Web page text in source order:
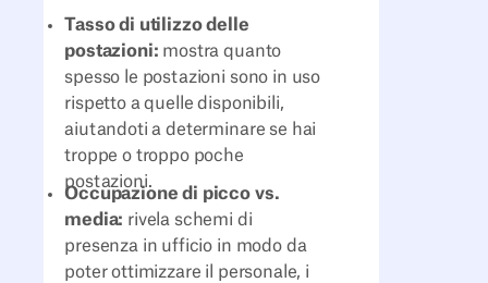
Tasso di utilizzo delle
postazioni: mostra quanto
spesso le postazioni sono in uso
rispetto a quelle disponibili,
aiutandoti a determinare se hai
troppe o troppo poche
postazioni.
Occupazione di picco vs.
media: rivela schemi di
presenza in ufficio in modo da
poter ottimizzare il personale, i